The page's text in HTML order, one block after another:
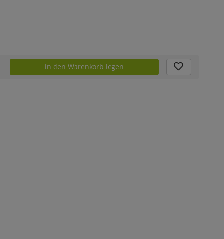
in den Warenkorb legen